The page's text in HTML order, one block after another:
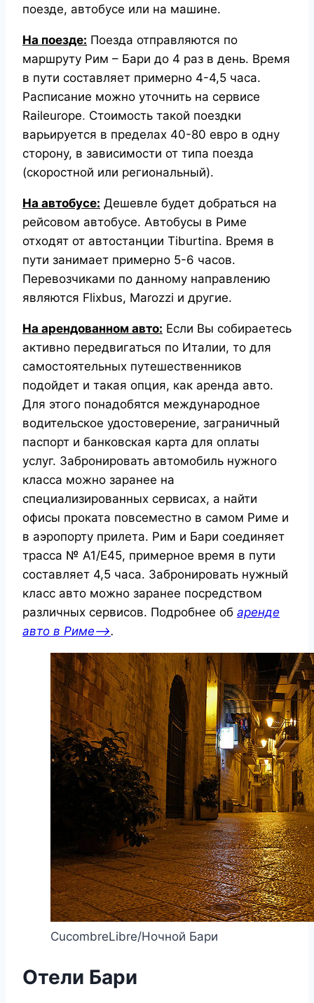
поезде, автобусе или на машине.
На поезде: Поезда отправляются по
маршруту Рим – Бари до 4 раз в день. Время
в пути составляет примерно 4-4,5 часа.
Расписание можно уточнить на сервисе
Raileurope. Стоимость такой поездки
варьируется в пределах 40-80 евро в одну
сторону, в зависимости от типа поезда
(скоростной или региональный).
На автобусе: Дешевле будет добраться на
рейсовом автобусе. Автобусы в Риме
отходят от автостанции Tiburtina. Время в
пути занимает примерно 5-6 часов.
Перевозчиками по данному направлению
являются Flixbus, Marozzi и другие.
На арендованном авто: Если Вы собираетесь
активно передвигаться по Италии, то для
самостоятельных путешественников
подойдет и такая опция, как аренда авто.
Для этого понадобятся международное
водительское удостоверение, заграничный
паспорт и банковская карта для оплаты
услуг. Забронировать автомобиль нужного
класса можно заранее на
специализированных сервисах, а найти
офисы проката повсеместно в самом Риме и
в аэропорту прилета. Рим и Бари соединяет
трасса № А1/Е45, примерное время в пути
составляет 4,5 часа. Забронировать нужный
класс авто можно заранее посредством
различных сервисов. Подробнее об аренде
авто в Риме—>.
CucombreLibre/Ночной Бари
Отели Бари